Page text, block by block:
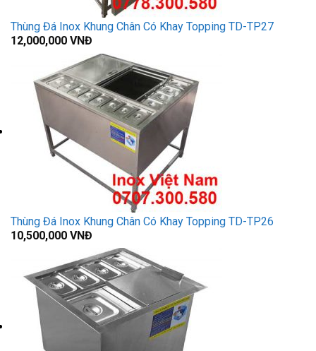
Thùng Đá Inox Khung Chân Có Khay Topping TD-TP27
12,000,000 VNĐ
Thùng Đá Inox Khung Chân Có Khay Topping TD-TP26
10,500,000 VNĐ